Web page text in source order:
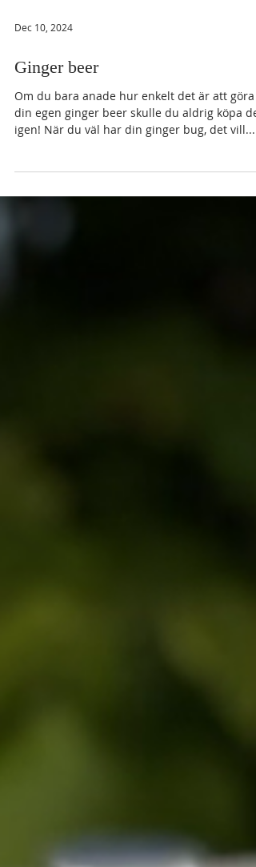
Dec 10, 2024
Ginger beer
Om du bara anade hur enkelt det är att göra
igen! När du väl har din ginger bug, det vill...